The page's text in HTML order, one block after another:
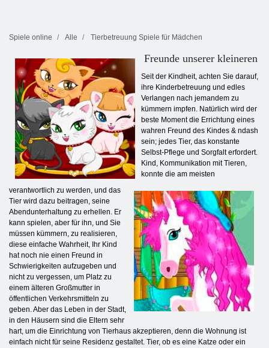
Spiele online Alle Tierbetreuung Spiele für Mädchen
Freunde unserer kleineren
Seit der Kindheit, achten Sie darauf,
ihre Kinderbetreuung und edles
Verlangen nach jemandem zu
kümmern impfen. Natürlich wird der
beste Moment die Errichtung eines
wahren Freund des Kindes & ndash
sein; jedes Tier, das konstante
Selbst-Pflege und Sorgfalt erfordert.
Kind, Kommunikation mit Tieren,
konnte die am meisten
verantwortlich zu werden, und das
Tier wird dazu beitragen, seine
Abendunterhaltung zu erhellen. Er
kann spielen, aber für ihn, und Sie
müssen kümmern, zu realisieren,
diese einfache Wahrheit, Ihr Kind
hat noch nie einen Freund in
Schwierigkeiten aufzugeben und
nicht zu vergessen, um Platz zu
einem älteren Großmutter in
öffentlichen Verkehrsmitteln zu
geben. Aber das Leben in der Stadt,
in den Häusern sind die Eltern sehr
hart, um die Einrichtung von Tierhaus akzeptieren, denn die Wohnung ist
einfach nicht für seine Residenz gestaltet. Tier, ob es eine Katze oder ein